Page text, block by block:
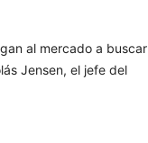
al mercado a buscar
Jensen, el jefe del